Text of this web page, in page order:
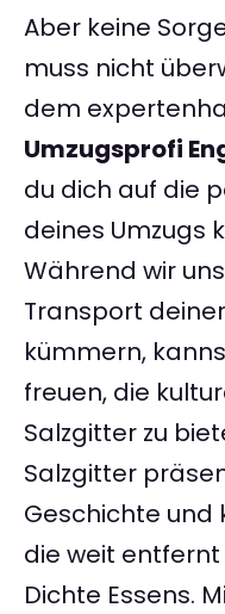
Aber keine
muss nicht
dem
Umzugsprofi
du dich auf die
deines Umzugs
Während wir
Transport
kümmern,
freuen, die
Salzgitter zu
Salzgitter
Geschichte und
die weit
Dichte Essens.